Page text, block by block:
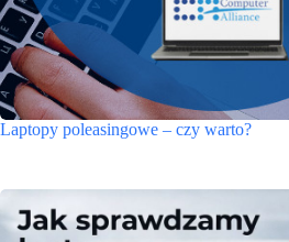
Laptopy poleasingowe – czy warto?